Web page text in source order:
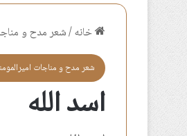
خانه/شعر مدح و
شعر مدح و مناجات
اسد الله